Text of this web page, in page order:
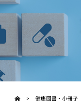
> 健康図書・小冊子